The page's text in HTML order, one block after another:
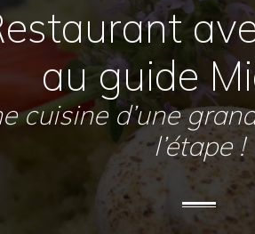
au guide
cuisine d’une
l’étape !